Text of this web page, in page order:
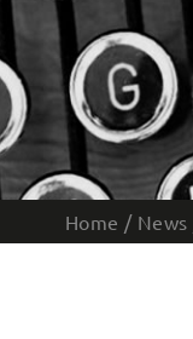
Home / News